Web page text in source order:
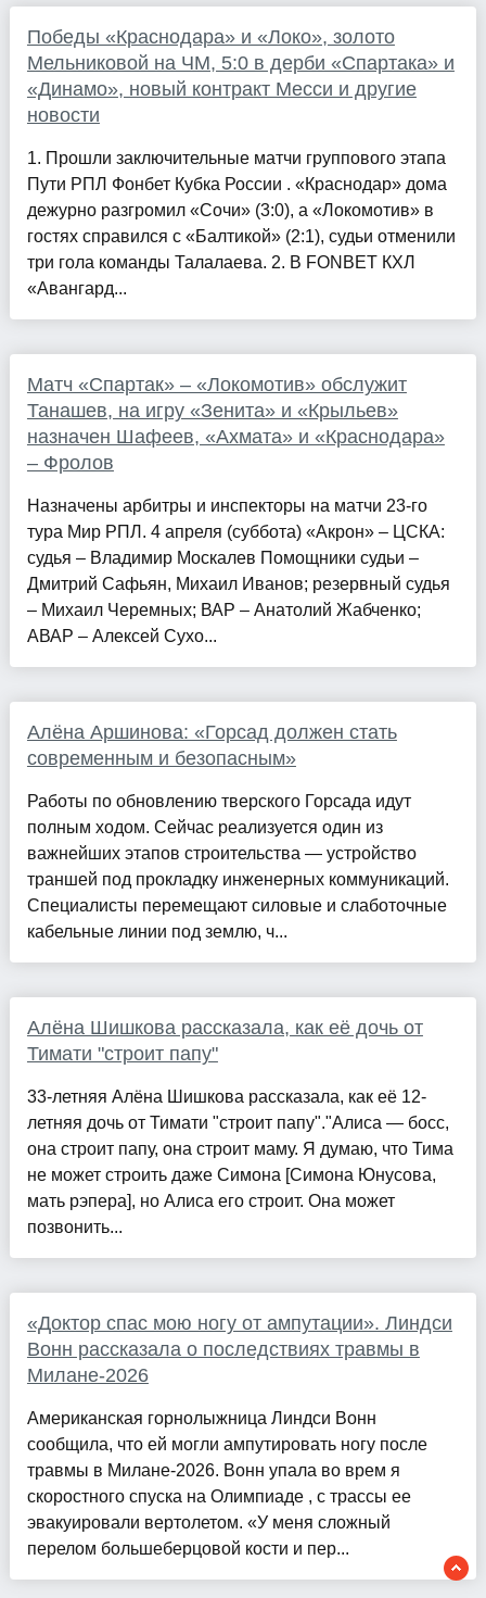
Победы «Краснодара» и «Локо», золото
Мельниковой на ЧМ, 5:0 в дерби «Спартака» и
«Динамо», новый контракт Месси и другие
новости
1. Прошли заключительные матчи группового этапа
Пути РПЛ Фонбет Кубка России . «Краснодар» дома
дежурно разгромил «Сочи» (3:0), а «Локомотив» в
гостях справился с «Балтикой» (2:1), судьи отменили
три гола команды Талалаева. 2. В FONBET КХЛ
«Авангард...
Матч «Спартак» – «Локомотив» обслужит
Танашев, на игру «Зенита» и «Крыльев»
назначен Шафеев, «Ахмата» и «Краснодара»
– Фролов
Назначены арбитры и инспекторы на матчи 23-го
тура Мир РПЛ. 4 апреля (суббота) «Акрон» – ЦСКА:
судья – Владимир Москалев Помощники судьи –
Дмитрий Сафьян, Михаил Иванов; резервный судья
– Михаил Черемных; ВАР – Анатолий Жабченко;
АВАР – Алексей Сухо...
Алёна Аршинова: «Горсад должен стать
современным и безопасным»
Работы по обновлению тверского Горсада идут
полным ходом. Сейчас реализуется один из
важнейших этапов строительства — устройство
траншей под прокладку инженерных коммуникаций.
Специалисты перемещают силовые и слаботочные
кабельные линии под землю, ч...
Алёна Шишкова рассказала, как её дочь от
Тимати "строит папу"
33-летняя Алёна Шишкова рассказала, как её 12-
летняя дочь от Тимати "строит папу"."Алиса — босс,
она строит папу, она строит маму. Я думаю, что Тима
не может строить даже Симона [Симона Юнусова,
мать рэпера], но Алиса его строит. Она может
позвонить...
«Доктор спас мою ногу от ампутации». Линдси
Вонн рассказала о последствиях травмы в
Милане-2026
Американская горнолыжница Линдси Вонн
сообщила, что ей могли ампутировать ногу после
травмы в Милане-2026. Вонн упала во врем я
скоростного спуска на Олимпиаде , с трассы ее
эвакуировали вертолетом. «У меня сложный
перелом большеберцовой кости и пер...